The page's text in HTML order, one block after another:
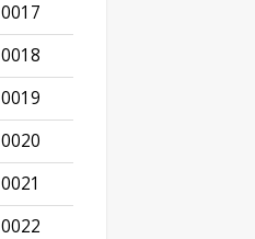
0017
0018
0019
0020
0021
0022